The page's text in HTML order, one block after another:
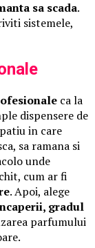
sa scada.
sistemele,
ca la
dispensere de
in care
sa ramana si
unde
cum ar fi
. Apoi, alege
gradul
parfumului